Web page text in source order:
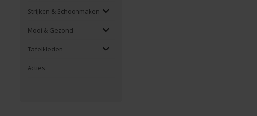
Strijken & Schoonmaken
Mooi & Gezond
Tafelkleden
Acties